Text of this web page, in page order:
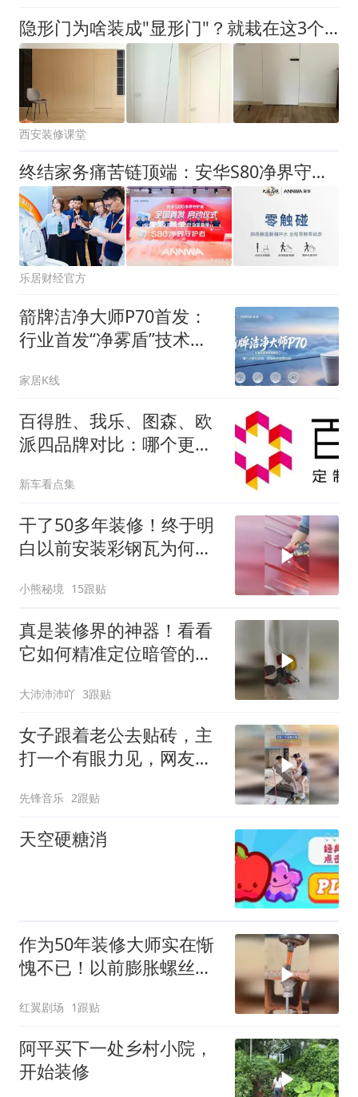
隐形门为啥装成"显形门"？就栽在这3个细节上
西安装修课堂
终结家务痛苦链顶端：安华S80净界守护者以“5重泡沫洗”让马桶从此免刷洗
乐居财经官方
箭牌洁净大师P70首发：
行业首发“净雾盾”技术，
桶洁净标准
家居K线
百得胜、我乐、图森、欧
派四品牌对比：哪个更符
新车看点集
干了50多年装修！终于明
白以前安装彩钢瓦为何老
小熊秘境 15跟贴
真是装修界的神器！看看
它如何精准定位暗管的准
大沛沛沛吖 3跟贴
女子跟着老公去贴砖，主
打一个有眼力见，网友：
先锋音乐 2跟贴
天空硬糖消
作为50年装修大师实在惭
愧不已！以前膨胀螺丝的
红翼剧场 1跟贴
阿平买下一处乡村小院，
开始装修